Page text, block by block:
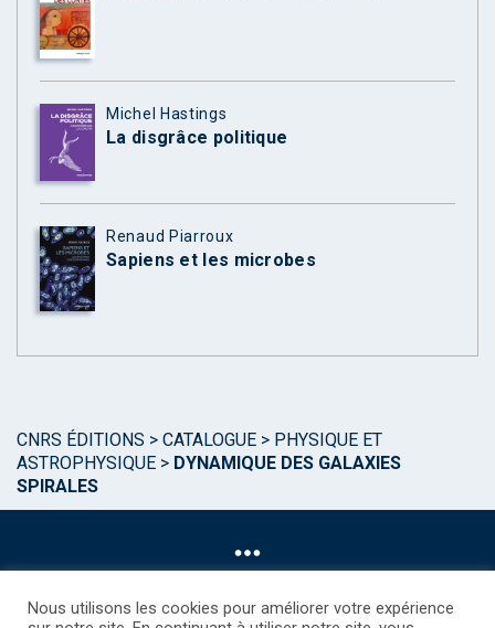
Michel Hastings
La disgrâce politique
Renaud Piarroux
Sapiens et les microbes
CNRS ÉDITIONS > CATALOGUE > PHYSIQUE ET
ASTROPHYSIQUE > DYNAMIQUE DES GALAXIES
SPIRALES
Nous utilisons les cookies pour améliorer votre expérience